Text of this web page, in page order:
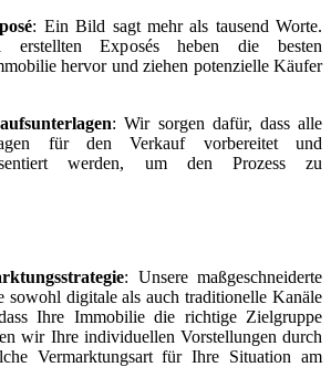
: Ein Bild sagt mehr als tausend Worte.
erstellten Exposés heben die besten
hervor und ziehen potenzielle Käufer
: Wir sorgen dafür, dass alle
für den Verkauf vorbereitet und
werden, um den Prozess zu
: Unsere maßgeschneiderte
sowohl digitale als auch traditionelle Kanäle
Ihre Immobilie die richtige Zielgruppe
wir Ihre individuellen Vorstellungen durch
Vermarktungsart für Ihre Situation am